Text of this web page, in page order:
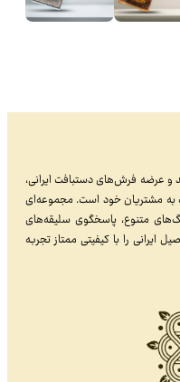
زمینه تولید و عرضه فرش‌های دستبافت ایرانی،
به مشتریان خود است. مجموعه‌ای
متنوع، پاسخگوی سلیقه‌های
را با کیفیتی ممتاز تجربه